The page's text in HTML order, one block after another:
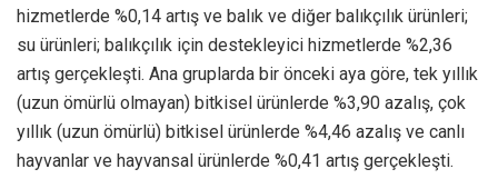
hizmetlerde %0,14 artış ve balık ve diğer balıkçılık ürünleri;
su ürünleri; balıkçılık için destekleyici hizmetlerde %2,36
artış gerçekleşti. Ana gruplarda bir önceki aya göre, tek yıllık
(uzun ömürlü olmayan) bitkisel ürünlerde %3,90 azalış, çok
yıllık (uzun ömürlü) bitkisel ürünlerde %4,46 azalış ve canlı
hayvanlar ve hayvansal ürünlerde %0,41 artış gerçekleşti.